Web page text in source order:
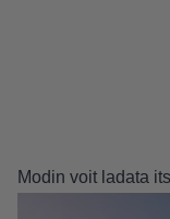
Modin voit ladata